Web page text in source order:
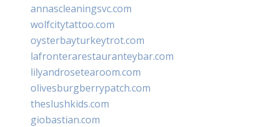
annascleaningsvc.com
wolfcitytattoo.com
oysterbayturkeytrot.com
lafronterarestauranteybar.com
lilyandrosetearoom.com
olivesburgberrypatch.com
theslushkids.com
giobastian.com